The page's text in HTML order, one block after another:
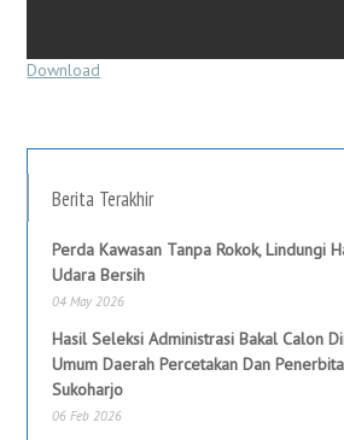
Download
Berita Terakhir
Perda Kawasan Tanpa Rokok, Lindungi
Udara Bersih
04 May 2026
Hasil Seleksi Administrasi Bakal Calon
Umum Daerah Percetakan Dan
Sukoharjo
06 Feb 2026